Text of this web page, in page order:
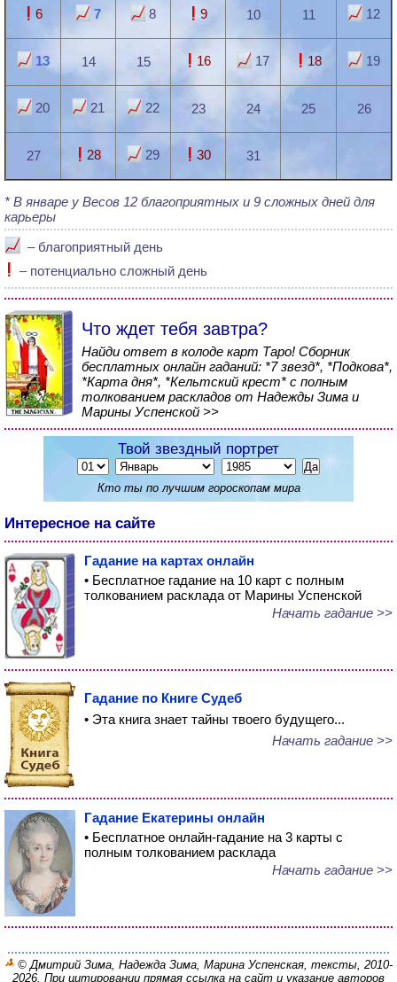
6 7 8 9 10 11 12
13 14 15 16 17 18 19
20 21 22 23 24 25 26
27 28 29 30 31
В январе у Весов 12 благоприятных и 9 сложных дней для
карьеры
– благоприятный день
– потенциально сложный день
Что ждет тебя завтра?
Найди ответ в колоде карт Таро! Сборник
бесплатных онлайн гаданий: *7 звезд*, *Подкова*,
*Карта дня*, *Кельтский крест* с полным
толкованием раскладов от Надежды Зима и
Марины Успенской >>
Твой звездный портрет
Кто ты по лучшим гороскопам мира
Интересное на сайте
Гадание на картах онлайн
• Бесплатное гадание на 10 карт с полным
толкованием расклада от Марины Успенской
Начать гадание >>
Гадание по Книге Судеб
• Эта книга знает тайны твоего будущего...
Начать гадание >>
Гадание Екатерины онлайн
• Бесплатное онлайн-гадание на 3 карты с
полным толкованием расклада
Начать гадание >>
© Дмитрий Зима, Надежда Зима, Марина Успенская, тексты, 2010-
2026. При цитировании прямая ссылка на сайт и указание авторов